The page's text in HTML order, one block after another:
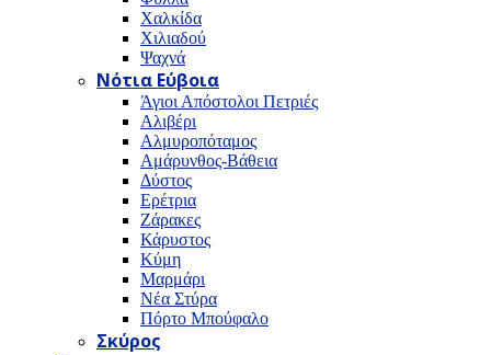
Χαλκίδα
Χιλιαδού
Ψαχνά
Νότια Εύβοια
Άγιοι Απόστολοι Πετριές
Αλιβέρι
Αλμυροπόταμος
Αμάρυνθος-Βάθεια
Δύστος
Ερέτρια
Ζάρακες
Κάρυστος
Κύμη
Μαρμάρι
Νέα Στύρα
Πόρτο Μπούφαλο
Σκύρος